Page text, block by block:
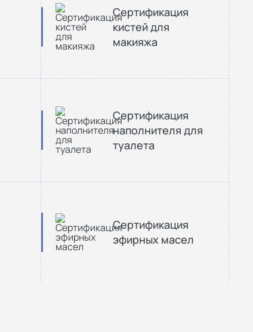
Сертификация
кистей для
макияжа
Сертификация
наполнителя для
туалета
Сертификация
эфирных масел